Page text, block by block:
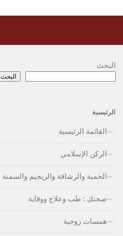
البحث
البحث
الرئيسية
القائمة الرئيسية
الركن الإسلامي
الحمية والرشاقة والريجيم والسمنة
صحتكِ : طب وعلاج ووقاية
همسات زوجية